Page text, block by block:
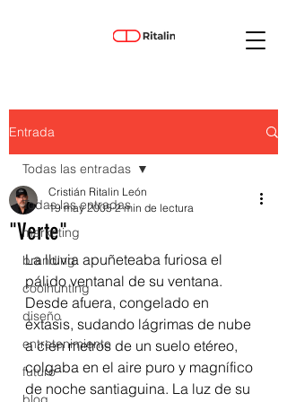
Entrada
Todas las entradas
marketing
branding
coolhunting
diseño
entretenimiento
futuro
Todas las entradas
"Verte"
Cristián Ritalin León
19 may 2005 2 min de lectura
La lluvia apuñeteaba furiosa el
pálido ventanal de su ventana.
Desde afuera, congelado en
éxtasis, sudando lágrimas de nube
a cien metros de un suelo etéreo,
colgaba en el aire puro y magnífico
de noche santiaguina. La luz de su